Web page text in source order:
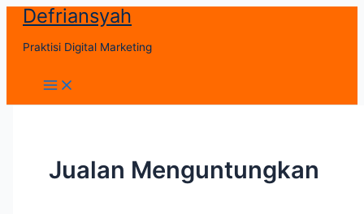
Skip
content
Defriansyah
Praktisi Digital Marketing
Main
Menu
Jualan Menguntungkan